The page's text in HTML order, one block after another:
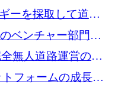
Bliq がエストニア
認
ーを採取して道路
万ドルを調達
ベンチャー部門か
大
無人道路運営の承
フォームの成長に